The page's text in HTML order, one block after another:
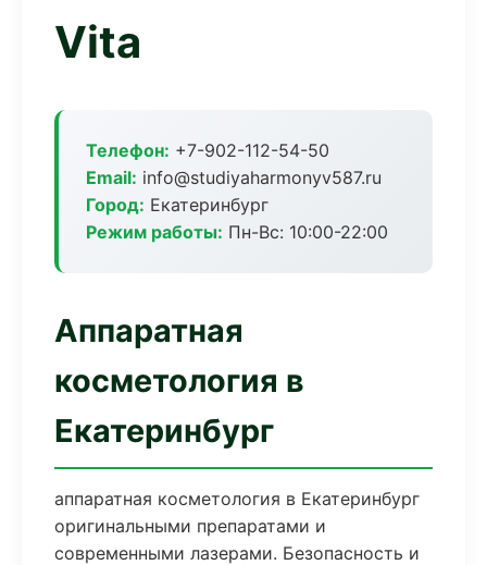
Vita
Телефон: +7-902-112-54-50
Email: info@studiyaharmonyv587.ru
Город: Екатеринбург
Режим работы: Пн-Вс: 10:00-22:00
Аппаратная
косметология в
Екатеринбург
аппаратная косметология в Екатеринбург
оригинальными препаратами и
современными лазерами. Безопасность и